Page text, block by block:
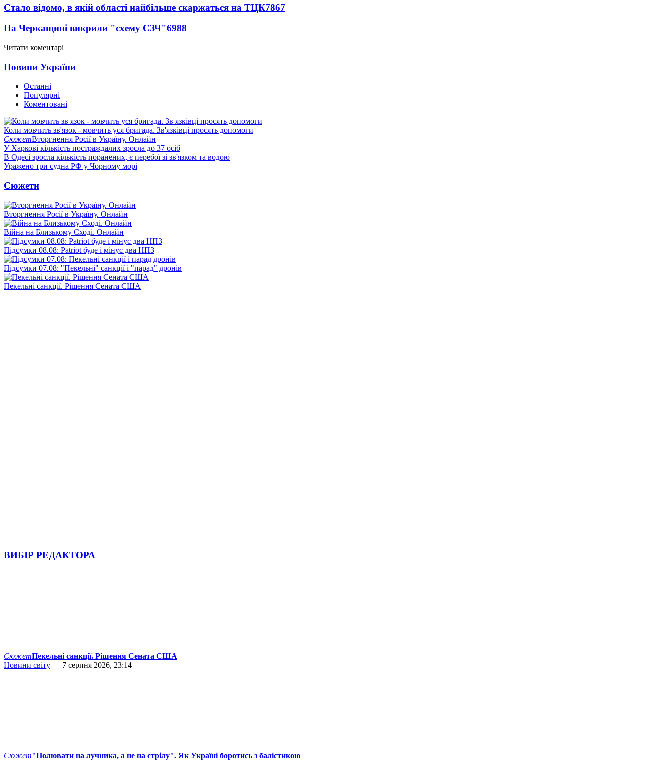
Стало відомо, в якій області найбільше скаржаться на ТЦК7867
На Черкащині викрили "схему СЗЧ"6988
Читати коментарі
Новини України
Останні
Популярні
Коментовані
Коли мовчить зв'язок - мовчить уся бригада. Зв'язківці просять допомоги
СюжетВторгнення Росії в Україну. Онлайн
У Харкові кількість постраждалих зросла до 37 осіб
В Одесі зросла кількість поранених, є перебої зі зв'язком та водою
Уражено три судна РФ у Чорному морі
Сюжети
Вторгнення Росії в Україну. Онлайн
Війна на Близькому Сході. Онлайн
Підсумки 08.08: Patriot буде і мінус два НПЗ
Підсумки 07.08: "Пекельні" санкції і "парад" дронів
Пекельні санкції. Рішення Сената США
ВИБІР РЕДАКТОРА
СюжетПекельні санкції. Рішення Сената США
Новини світу — 7 серпня 2026, 23:14
Сюжет"Полювати на лучника, а не на стрілу". Як Україні боротись з балістикою